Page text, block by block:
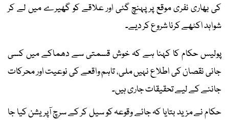
کی بھاری نفری موقع پر پہنچ گئی اور علاقے کو گھیرے میں لے کر
شواہد اکٹھے کرنا شروع کر دیے۔
پولیس حکام کا کہنا ہے کہ خوش قسمتی سے دھماکے میں کسی
جانی نقصان کی اطلاع نہیں ملی، تاہم واقعے کی نوعیت اور محرکات
جاننے کے لیے تحقیقات جاری ہیں۔
حکام نے مزید بتایا کہ جائے وقوعہ کو سیل کر کے سرچ آپریشن کیا جا